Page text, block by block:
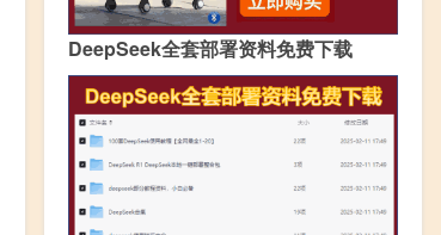
DeepSeek全套部署资料免费下载